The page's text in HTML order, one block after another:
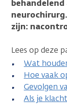
zijn:
Lees op deze
Wat
Hoe vaak
Gevolgen
Als je